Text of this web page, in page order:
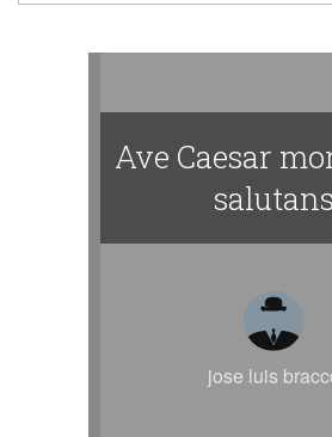
Ave Caesar
salutans
jose luis